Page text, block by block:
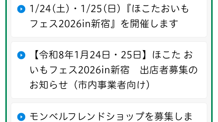
1/24(土)・1/25(日)『ほこたおいも
フェス2026in新宿』を開催します
【令和8年1月24日・25日】ほこた お
いもフェス2026in新宿 出店者募集の
お知らせ（市内事業者向け）
モンベルフレンドショップを募集しま